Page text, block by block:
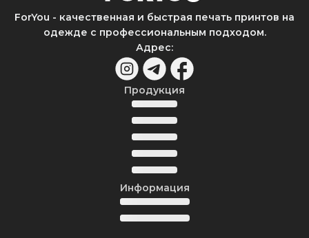
ForYou - качественная и быстрая печать принтов на
одежде с профессиональным подходом.
Адрес:
Продукция
Информация